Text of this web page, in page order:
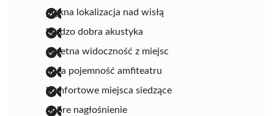
piękna lokalizacja nad wisłą
bardzo dobra akustyka
świetna widoczność z miejsc
duża pojemność amfiteatru
komfortowe miejsca siedzące
dobre nagłośnienie